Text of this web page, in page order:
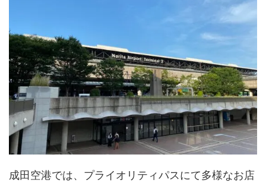
成田空港では、プライオリティパスにて多様なお店